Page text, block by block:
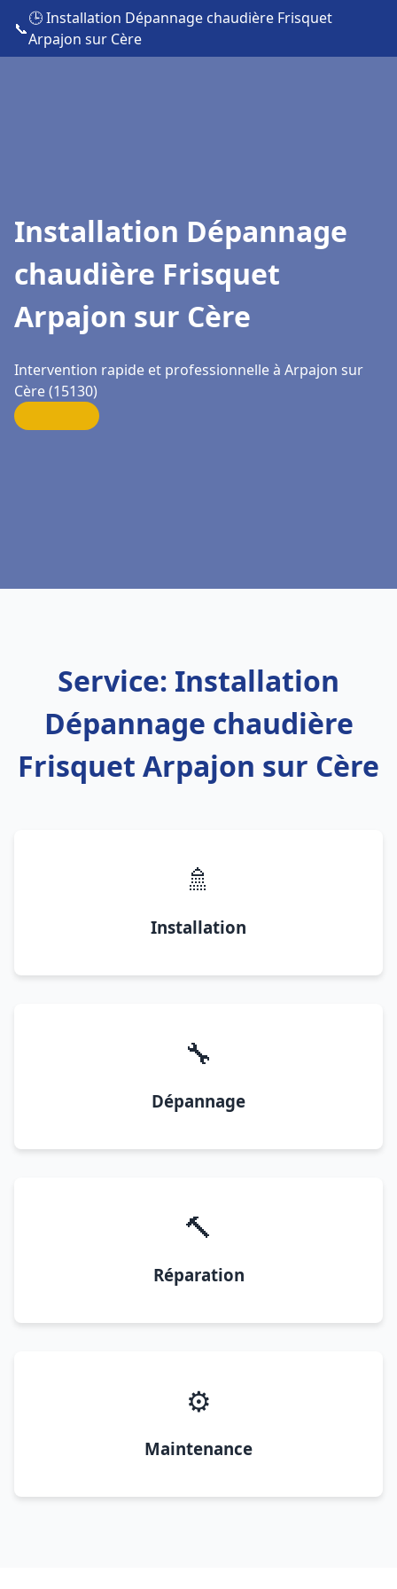
📞
🕒 Installation Dépannage chaudière Frisquet
Arpajon sur Cère
Installation Dépannage
chaudière Frisquet
Arpajon sur Cère
Intervention rapide et professionnelle à Arpajon sur
Cère (15130)
Service: Installation
Dépannage chaudière
Frisquet Arpajon sur Cère
🚿
Installation
🔧
Dépannage
🔨
Réparation
⚙️
Maintenance